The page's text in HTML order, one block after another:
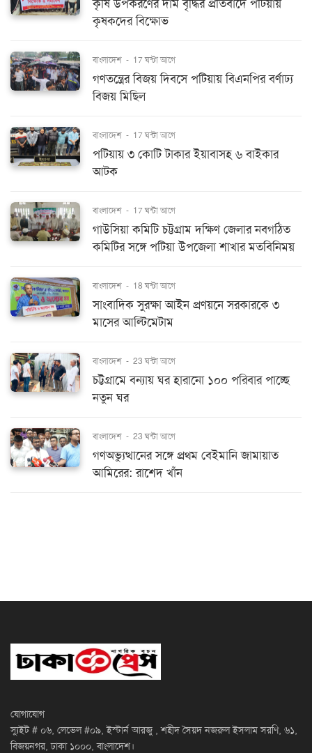
কৃষি উপকরণের দাম বৃদ্ধির প্রতিবাদে পটিয়ায়
কৃষকদের বিক্ষোভ
বাংলাদেশ - 17 ঘন্টা আগে
গণতন্ত্রের বিজয় দিবসে পটিয়ায় বিএনপির বর্ণাঢ্য
বিজয় মিছিল
বাংলাদেশ - 17 ঘন্টা আগে
পটিয়ায় ৩ কোটি টাকার ইয়াবাসহ ৬ বাইকার
আটক
বাংলাদেশ - 17 ঘন্টা আগে
গাউসিয়া কমিটি চট্টগ্রাম দক্ষিণ জেলার নবগঠিত
কমিটির সঙ্গে পটিয়া উপজেলা শাখার মতবিনিময়
বাংলাদেশ - 18 ঘন্টা আগে
সাংবাদিক সুরক্ষা আইন প্রণয়নে সরকারকে ৩
মাসের আল্টিমেটাম
বাংলাদেশ - 23 ঘন্টা আগে
চট্টগ্রামে বন্যায় ঘর হারানো ১০০ পরিবার পাচ্ছে
নতুন ঘর
বাংলাদেশ - 23 ঘন্টা আগে
গণঅভ্যুত্থানের সঙ্গে প্রথম বেইমানি জামায়াত
আমিরের: রাশেদ খাঁন
যোগাযোগ
স্যুইট # ০৬, লেভেল #০৯, ইস্টার্ন আরজু , শহীদ সৈয়দ নজরুল ইসলাম সরণি, ৬১,
বিজয়নগর, ঢাকা ১০০০, বাংলাদেশ।